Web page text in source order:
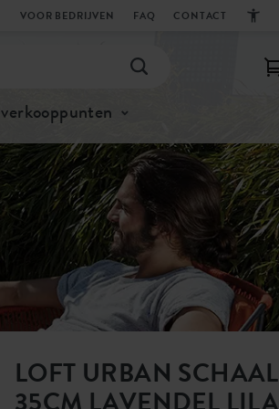
VOOR BEDRIJVEN FAQ CONTACT
verkooppunten
LOFT URBAN SCHAAL